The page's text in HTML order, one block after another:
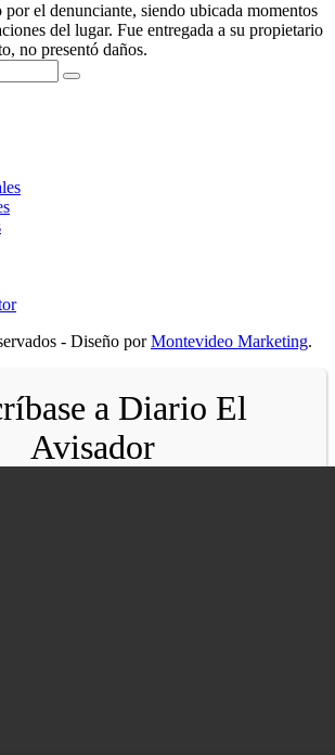
por el denunciante, siendo ubicada momentos
del lugar. Fue entregada a su propietario
no presentó daños.
- Diseño porMontevideo Marketing.
a Diario El
Avisador